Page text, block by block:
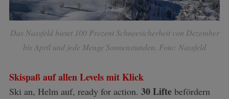
Das Nassfeld bietet 100 Prozent Schneesicherheit von Dezember
bis April und jede Menge Sonnenstunden. Foto: Nassfeld
Skispaß auf allen Levels mit Klick
Ski an, Helm auf, ready for action. 30 Liftebefördern